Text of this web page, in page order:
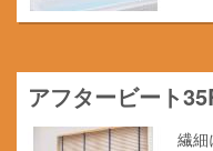
アフタービート
繊細